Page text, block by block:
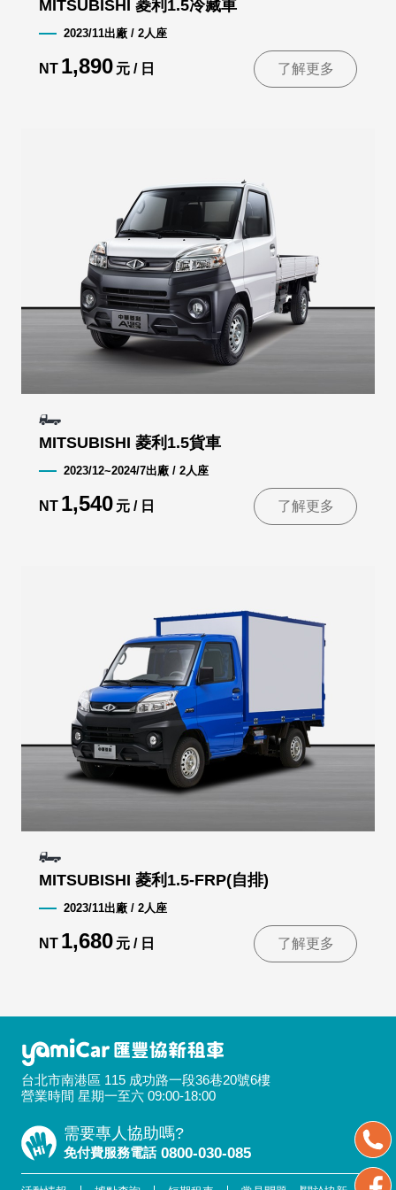
MITSUBISHI 菱利1.5冷藏車
2023/11出廠 / 2人座
NT 1,890 元 / 日 了解更多
MITSUBISHI 菱利1.5貨車
2023/12~2024/7出廠 / 2人座
NT 1,540 元 / 日 了解更多
MITSUBISHI 菱利1.5-FRP(自排)
2023/11出廠 / 2人座
NT 1,680 元 / 日 了解更多
台北市南港區 115 成功路一段36巷20號6樓
營業時間 星期一至六 09:00-18:00
需要專人協助嗎?
免付費服務電話 0800-030-085